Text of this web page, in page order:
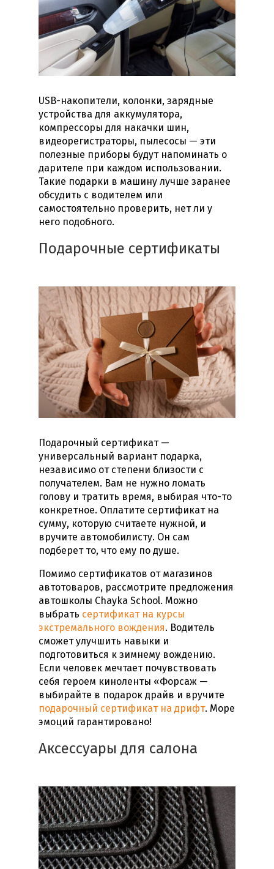
USB-накопители, колонки, зарядные
устройства для аккумулятора,
компрессоры для накачки шин,
видеорегистраторы, пылесосы — эти
полезные приборы будут напоминать о
дарителе при каждом использовании.
Такие подарки в машинулучше заранее
обсудить с водителем или
самостоятельно проверить, нет ли у
него подобного.
Подарочные сертификаты
Подарочный сертификат —
универсальный вариант подарка,
независимо от степени близости с
получателем. Вам не нужно ломать
голову и тратить время, выбирая что-то
конкретное. Оплатите сертификат на
сумму, которую считаете нужной, и
вручите автомобилисту. Он сам
подберет то, что ему по душе.
Помимо сертификатов от магазинов
автотоваров, рассмотрите предложения
автошколы Chayka School. Можно
выбрать сертификат на курсы
экстремального вождения. Водитель
сможет улучшить навыки и
подготовиться к зимнему вождению.
Если человек мечтает почувствовать
себя героем киноленты «Форсаж —
выбирайте в подарок драйв и вручите
подарочный сертификат на дрифт. Море
эмоций гарантировано!
Аксессуары для салона